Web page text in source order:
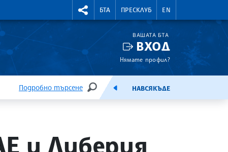
КУРСОВЕ RIGHTMENU.SOCIAL
БТА ПРЕСКЛУБ EN
ВАШАТА БТА
ВХОД
Нямате профил?
Подробно търсене
ТЪРСЕНЕЕМИСИЯНАВСЯКЪДЕ
и Либерия